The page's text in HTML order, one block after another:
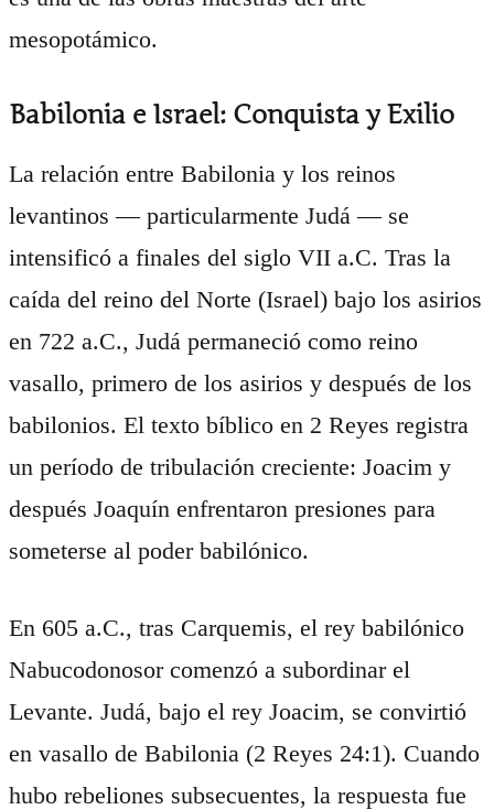
mesopotámico.
Babilonia e Israel: Conquista y Exilio
La relación entre Babilonia y los reinos
levantinos — particularmente Judá — se
intensificó a finales del siglo VII a.C. Tras la
caída del reino del Norte (Israel) bajo los asirios
en 722 a.C., Judá permaneció como reino
vasallo, primero de los asirios y después de los
babilonios. El texto bíblico en 2 Reyes registra
un período de tribulación creciente: Joacim y
después Joaquín enfrentaron presiones para
someterse al poder babilónico.
En 605 a.C., tras Carquemis, el rey babilónico
Nabucodonosor comenzó a subordinar el
Levante. Judá, bajo el rey Joacim, se convirtió
en vasallo de Babilonia (2 Reyes 24:1). Cuando
hubo rebeliones subsecuentes, la respuesta fue